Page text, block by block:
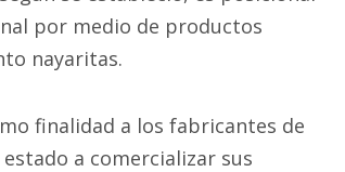
por medio de productos
nayaritas.
finalidad a los fabricantes de
a comercializar sus